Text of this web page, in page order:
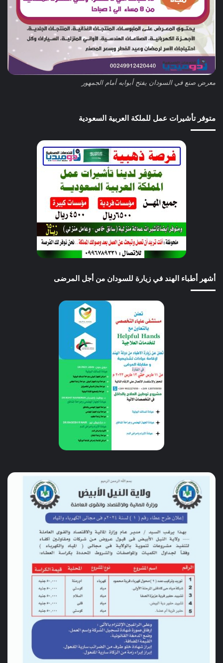
معرض صنع في السودان يفتح أبوابه أمام الجمهور
متوفر تأشيرات عمل للملكة العربية السعودية
أشهر أطباء الهند في زيارة للسودان من أجل المرضى